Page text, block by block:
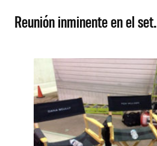
Reunión inminente en el set.